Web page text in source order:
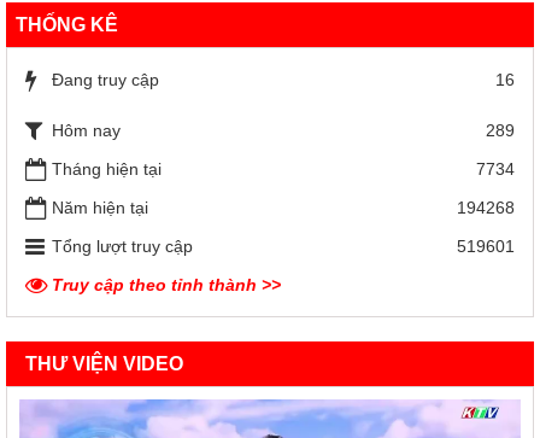
THỐNG KÊ
Đang truy cập 16
Hôm nay
289
Tháng hiện tại
7734
Năm hiện tại
194268
Tổng lượt truy cập
519601
Truy cập theo tỉnh thành >>
THƯ VIỆN VIDEO